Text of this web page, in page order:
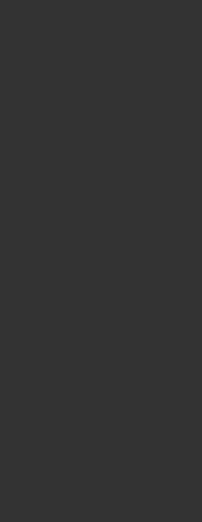
Imprinting Mask 6 Pack